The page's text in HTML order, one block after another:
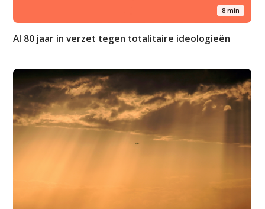
8 min
Al 80 jaar in verzet tegen totalitaire ideologieën